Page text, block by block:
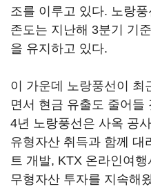
조를 이루고 있다. 노랑
존도는 지난해 3분기 기
을 유지하고 있다.
이 가운데 노랑풍선이 최
면서 현금 유출도 줄어들
4년 노랑풍선은 사옥 공
유형자산 취득과 함께 대
트 개발, KTX 온라인여
무형자산 투자를 지속해